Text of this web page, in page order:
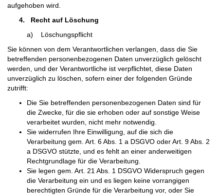
aufgehoben wird.
4. Recht auf Löschung
a) Löschungspflicht
Sie können von dem Verantwortlichen verlangen, dass die Sie
betreffenden personenbezogenen Daten unverzüglich gelöscht
werden, und der Verantwortliche ist verpflichtet, diese Daten
unverzüglich zu löschen, sofern einer der folgenden Gründe
zutrifft:
Die Sie betreffenden personenbezogenen Daten sind für
die Zwecke, für die sie erhoben oder auf sonstige Weise
verarbeitet wurden, nicht mehr notwendig.
Sie widerrufen Ihre Einwilligung, auf die sich die
Verarbeitung gem. Art. 6 Abs. 1 a DSGVO oder Art. 9 Abs. 2
a DSGVO stützte, und es fehlt an einer anderweitigen
Rechtgrundlage für die Verarbeitung.
Sie legen gem. Art. 21 Abs. 1 DSGVO Widerspruch gegen
die Verarbeitung ein und es liegen keine vorrangigen
berechtigten Gründe für die Verarbeitung vor, oder Sie